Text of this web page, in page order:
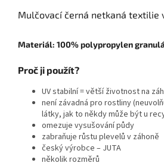
Mulčovací černá netkaná textilie
Materiál: 100% polypropylen
Proč ji použít?
UV stabilní = větší životnost na
není závadná pro rostliny
látky, jak to někdy může být u
omezuje vysušování půdy
zabraňuje růstu plevelů v záhoně
český výrobce – JUTA
několik rozměrů